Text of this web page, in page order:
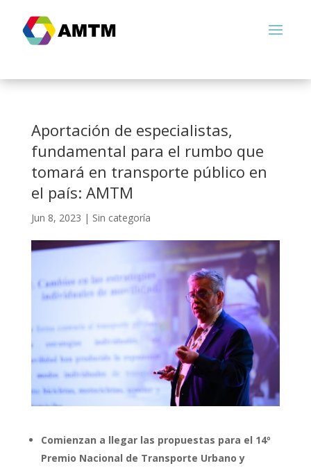
Aportación de especialistas,
fundamental para el rumbo que
tomará en transporte público en
el país: AMTM
Jun 8, 2023 | Sin categoría
Comienzan a llegar las propuestas para el 14º
Premio Nacional de Transporte Urbano y